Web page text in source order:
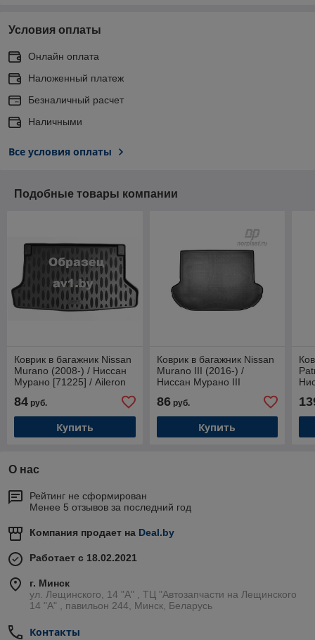
Условия оплаты
Онлайн оплата
Наложенный платеж
Безналичный расчет
Наличными
Все условия оплаты
Подобные товары компании
Коврик в багажник Nissan
Murano (2008-) / Ниссан
Мурано [71225] / Aileron
84 руб.
Купить
Коврик в багажник Nissan
Murano III (2016-) /
Ниссан Мурано III
86руб.
Купить
О нас
Рейтинг не сформирован
Менее 5 отзывов за последний год
Компания продает на Deal.by
Работает с 18.02.2021
г. Минск
ул. Лещинского, 14 "А" , ТЦ "Автозапчасти на Лещинcкого
14 "A" , павильон 244, Минск, Беларусь
Контакты